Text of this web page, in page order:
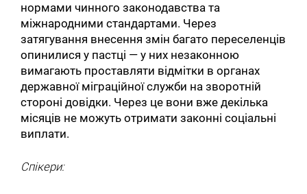
нормами чинного законодавства та
міжнародними стандартами. Через
затягування внесення змін багато переселенців
опинилися у пастці — у них незаконною
вимагають проставляти відмітки в органах
державної міграційної служби на зворотній
стороні довідки. Через це вони вже декілька
місяців не можуть отримати законні соціальні
виплати.
Спікери: